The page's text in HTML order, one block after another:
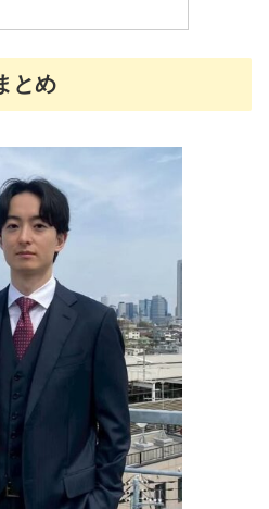
とめ